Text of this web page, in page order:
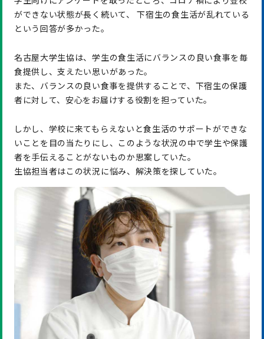
ができない状態が長く続いて、 下宿生の食生活が乱れている
という回答が多かった。
名古屋大学生協は、学生の食生活にバランスの良い食事を毎
食提供し、支えたい思いがあった。
また、バランスの良い食事を提供することで、下宿生の保護
者に対して、安心をお届けする役割を担っていた。
しかし、学校に来てもらえないと食生活のサポートができな
いことを目の当たりにし、このような状況の中で学生や保護
者を手伝えることがないものか思案していた。
生協担当者はこの状況に悩み、解決策を探していた。